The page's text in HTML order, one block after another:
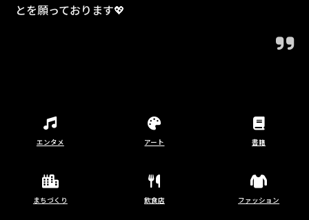
とを願っております💖
エンタメ アート 書籍
まちづくり 飲食店 ファッション